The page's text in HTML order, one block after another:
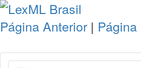
Página Anterior |